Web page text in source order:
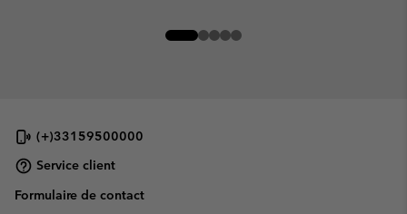
(+)33159500000
Service client
Formulaire de contact